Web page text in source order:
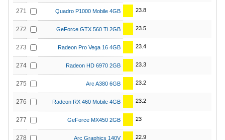
271 Quadro P1000 Mobile 4GB 23.8
272 GeForce GTX 560 Ti 2GB 23.5
273 Radeon Pro Vega 16 4GB 23.4
274 Radeon HD 6970 2GB 23.3
275 Arc A380 6GB 23.2
276 Radeon RX 460 Mobile 4GB 23.2
277 GeForce MX450 2GB 23
278 Arc Graphics 140V 22.9